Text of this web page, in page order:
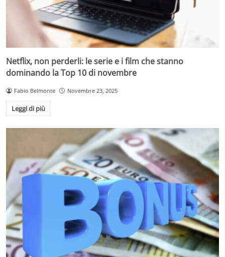
Netflix, non perderli: le serie e i film che stanno
dominando la Top 10 di novembre
Fabio Belmonte Novembre 23, 2025
Leggi di più